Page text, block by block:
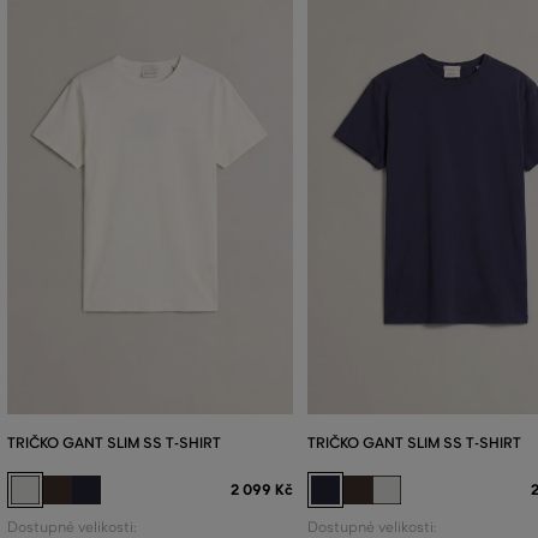
TRIČKO GANT SLIM SS T-SHIRT
2 099 Kč
Dostupné velikosti:
TRIČKO GANT SLIM SS T-SHIRT
Dostupné velikosti: